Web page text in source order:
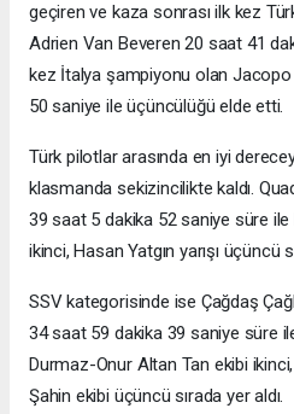
geçiren ve kaza sonrası ilk kez
Adrien Van Beveren 20 saat 41
kez İtalya şampiyonu olan
50 saniye ile üçüncülüğü elde etti.
Türk pilotlar arasında en iyi
klasmanda sekizincilikte kaldı.
39 saat 5 dakika 52 saniye süre
ikinci, Hasan Yatgın yarışı üçüncü
SSV kategorisinde ise Çağdaş
34 saat 59 dakika 39 saniye süre
Durmaz-Onur Altan Tan ekibi
Şahin ekibi üçüncü sırada yer aldı.